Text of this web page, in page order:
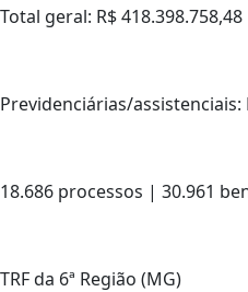
Total geral: R$ 418.398.758,48
Previdenciárias/assistenciais:
18.686 processos | 30.961
TRF da 6ª Região (MG)